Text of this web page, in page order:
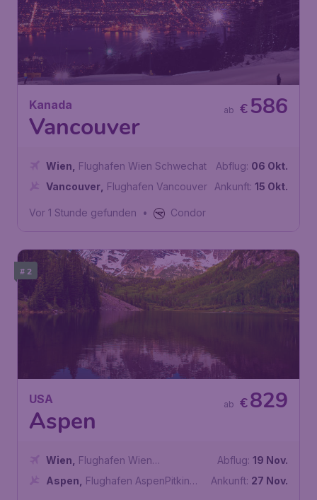
Kanada
Vancouver
€ 586
ab
Wien
Flughafen Wien Schwechat
Vancouver Flughafen Vancouver
Abflug: 06 Okt.
Ankunft: 15 Okt.
Vor 1 Stunde gefunden • Condor
# 2
USA
Aspen
€829
ab
Wien
Flughafen Wien
Schwechat
Aspen
Flughafen AspenPitkin
Abflug: 19 Nov.
Ankunft: 27 Nov.